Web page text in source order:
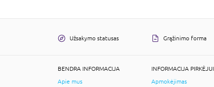
Užsakymo statusas Grąžinimo forma
BENDRA INFORMACIJA
Apie mus
INFORMACIJA PIRKĖJUI
Apmokėjimas